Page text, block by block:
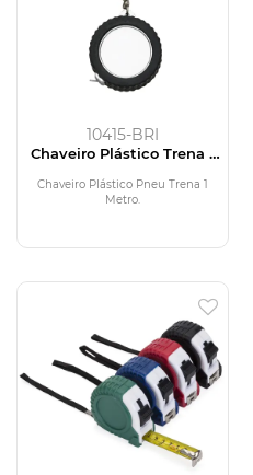
10415-BRI
Chaveiro Plástico Trena 1
Chaveiro Plástico Pneu Trena 1
Metro.